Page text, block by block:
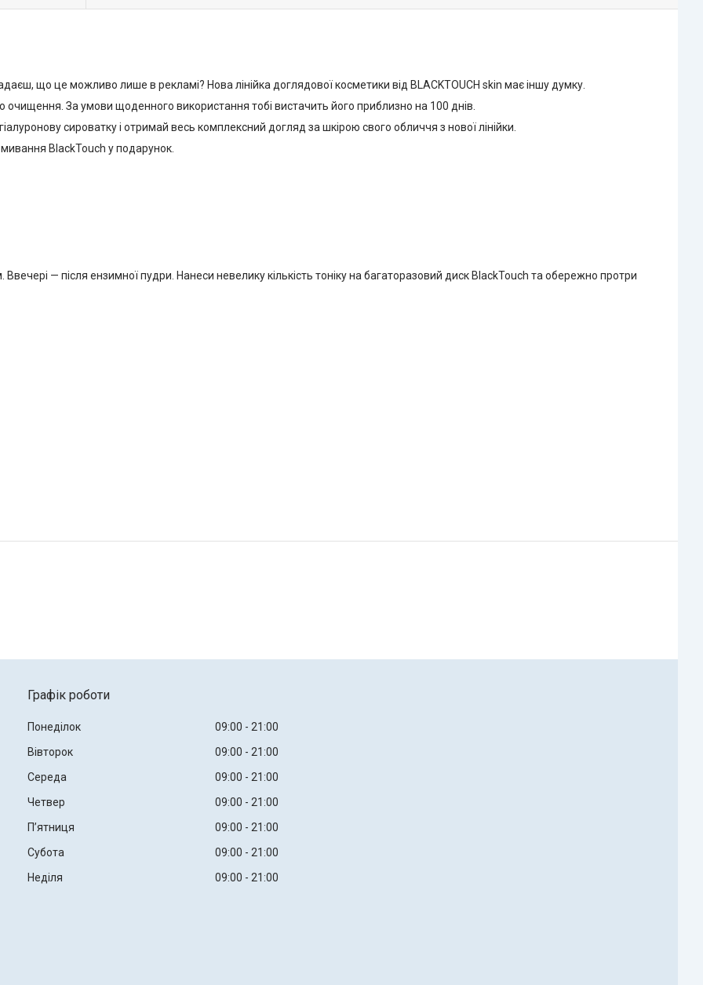
що це можливо лише в рекламі? Нова лінійка доглядової косметики від BLACKTOUCH skin має іншу думку.
За умови щоденного використання тобі вистачить його приблизно на 100 днів.
сироватку і отримай весь комплексний догляд за шкірою свого обличчя з нової лінійки.
BlackTouch у подарунок.
— після ензимної пудри. Нанеси невелику кількість тоніку на багаторазовий диск BlackTouch та обережно протри
Графік роботи
Понеділок 09:00
21:00
Вівторок
09:00
21:00
Середа
09:00
21:00
Четвер
09:00
21:00
Пʼятниця
09:00
21:00
Субота
09:00
21:00
Неділя
09:00 21:00